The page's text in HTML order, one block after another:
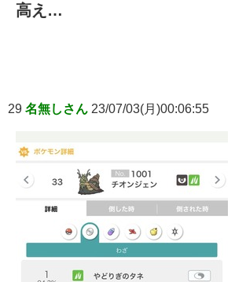
高え…
29 名無しさん 23/07/03(月)00:06:55